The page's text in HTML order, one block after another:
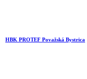
HBK PROTEF Považská Bystrica